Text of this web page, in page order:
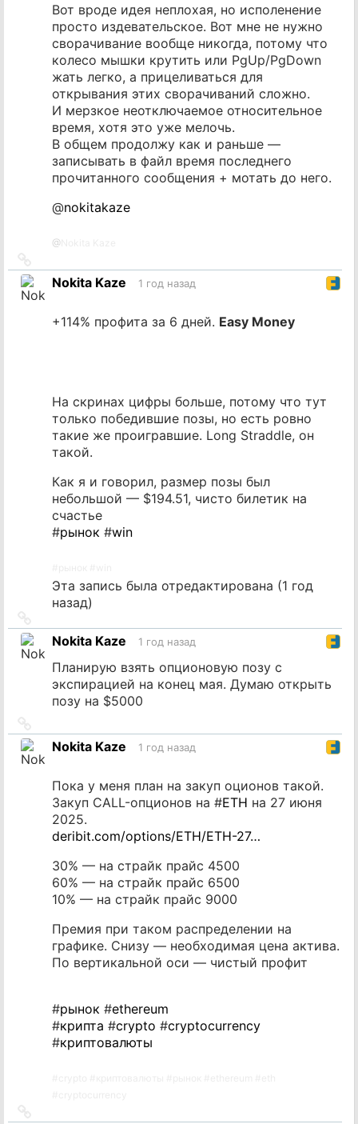
Вот вроде идея неплохая, но исполенение
просто издевательское. Вот мне не нужно
сворачивание вообще никогда, потому что
колесо мышки крутить или PgUp/PgDown
жать легко, а прицеливаться для
открывания этих сворачиваний сложно.
И мерзкое неотключаемое относительное
время, хотя это уже мелочь.
В общем продолжу как и раньше —
записывать в файл время последнего
прочитанного сообщения + мотать до него.
@nokitakaze
@
на
источник
Nokita Kaze 1 год назад
+114% профита за 6 дней. Easy Money
На скринах цифры больше, потому что тут
только победившие позы, но есть ровно
такие же проигравшие. Long Straddle, он
такой.
Как я и говорил, размер позы был
небольшой — $194.51, чисто билетик на
счастье
#рынок #win
Эта запись была отредактирована (1 год
назад)
на
источник
Nokita Kaze 1 год назад
Планирую взять опционовую позу с
экспирацией на конец мая. Думаю открыть
позу на $5000
на
источник
Nokita Kaze 1 год назад
Пока у меня план на закуп оционов такой.
Закуп CALL-опционов на #ETH на 27 июня
2025.
deribit.com/options/ETH/ETH-27…
30% — на страйк прайс 4500
60% — на страйк прайс 6500
10% — на страйк прайс 9000
Премия при таком распределении на
графике. Снизу — необходимая цена актива.
По вертикальной оси — чистый профит
#рынок #ethereum
#крипта #crypto #cryptocurrency
#криптовалюты